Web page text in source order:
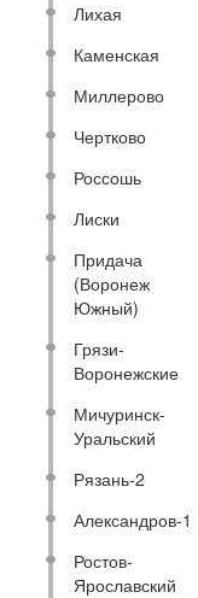
Лихая
Каменская
Миллерово
Чертково
Россошь
Лиски
Придача
(Воронеж
Южный)
Грязи-
Воронежские
Мичуринск-
Уральский
Рязань-2
Александров-1
Ростов-
Ярославский